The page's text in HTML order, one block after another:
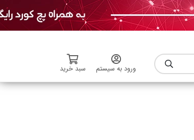
ورود به سیستم سبد خرید